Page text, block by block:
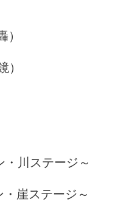
川ステージ～
崖ステージ～